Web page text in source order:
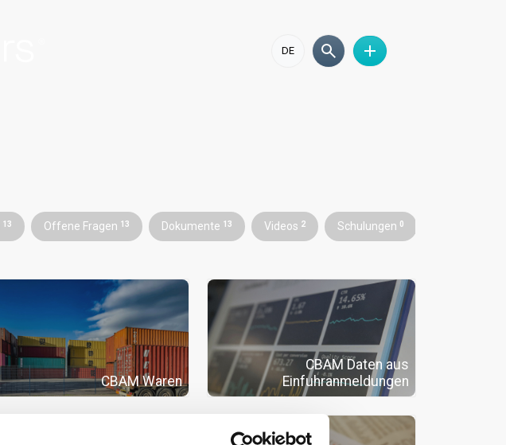
DE
13 Offene Fragen 13 Dokumente 13 Videos 2 Schulungen 0
CBAM Waren
CBAM Daten aus
Einfuhranmeldungen